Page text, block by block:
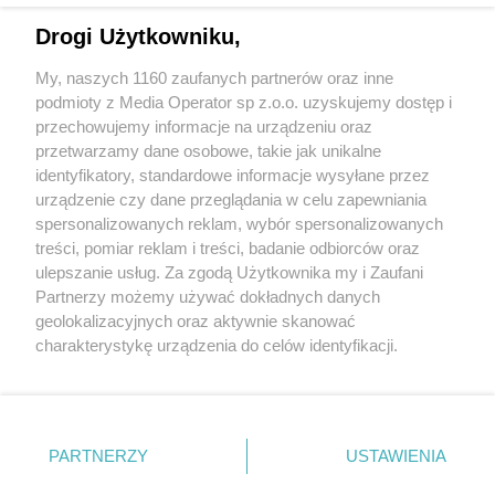
Wydawca mediówlokalnych
Nie zapomnij
zapoznać się z:
polityką prywatności regulamin korzystania z portali
Twojemiasto
Piekary Śląskie
Chorzów
Tarnowskie Góry
Gliwice
Skontaktuj się z nami
Kontakt
Wydawca
Redakcja
Drogi Użytkowniku,
My, naszych 1160 zaufanych partnerów oraz inne
podmioty z Media Operator sp z.o.o. uzyskujemy dostęp i
przechowujemy informacje na urządzeniu oraz
przetwarzamy dane osobowe, takie jak unikalne
identyfikatory, standardowe informacje wysyłane przez
urządzenie czy dane przeglądania w celu zapewniania
spersonalizowanych reklam, wybór spersonalizowanych
treści, pomiar reklam i treści, badanie odbiorców oraz
ulepszanie usług. Za zgodą Użytkownika my i Zaufani
Partnerzy możemy używać dokładnych danych
geolokalizacyjnych oraz aktywnie skanować
charakterystykę urządzenia do celów identyfikacji.
zmienić/wycofać klikając przycisk ustawień prywatności
znajdujący się w lewym dolnym rogu strony
PARTNERZY USTAWIENIA